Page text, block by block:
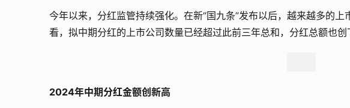
今年以来，分红监管持续强化。在新“国九条”发布以后，越来越多的
看，拟中期分红的上市公司数量已经超过此前三年总和，分红总额也创
2024年中期分红金额创新高